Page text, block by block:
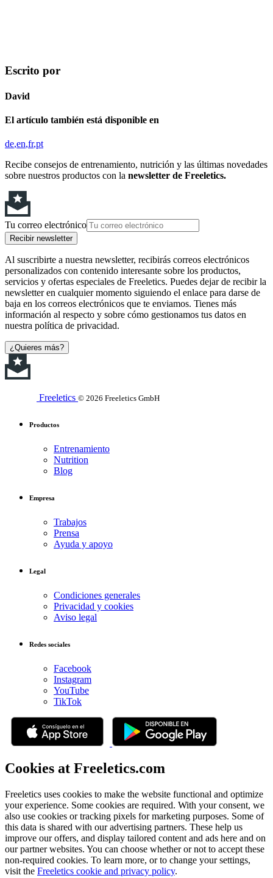
Escrito por
David
El artículo también está disponible en
de en fr pt
Recibe consejos de entrenamiento, nutrición y las últimas novedades
sobre nuestros productos con la newsletter de Freeletics.
Tu correo electrónico
Recibir newsletter
Al suscribirte a nuestra newsletter, recibirás correos electrónicos
personalizados con contenido interesante sobre los productos,
servicios y ofertas especiales de Freeletics. Puedes dejar de recibir la
newsletter en cualquier momento siguiendo el enlace para darse de
baja en los correos electrónicos que te enviamos. Tienes más
información al respecto y sobre cómo gestionamos tus datos en
nuestra política de privacidad.
¿Quieres más?
Freeletics © 2026 Freeletics GmbH
Productos
Entrenamiento
Nutrition
Blog
Empresa
Trabajos
Prensa
Ayuda y apoyo
Legal
Condiciones generales
Privacidad y cookies
Aviso legal
Redes sociales
Facebook
Instagram
YouTube
TikTok
Cookies at Freeletics.com
Freeletics uses cookies to make the website functional and optimize
your experience. Some cookies are required. With your consent, we
also use cookies or tracking pixels for marketing purposes. Some of
this data is shared with our advertising partners. These help us
improve our offers, and display tailored content and ads here and on
our partner websites. You can choose whether or not to accept these
non-required cookies. To learn more, or to change your settings,
visit the Freeletics cookie and privacy policy.